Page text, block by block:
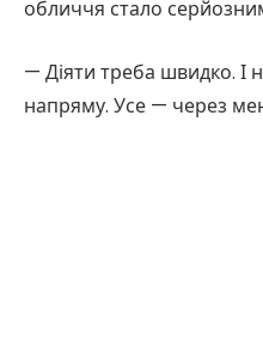
обличчя стало
— Діяти треба швидко. І
напряму. Усе — через